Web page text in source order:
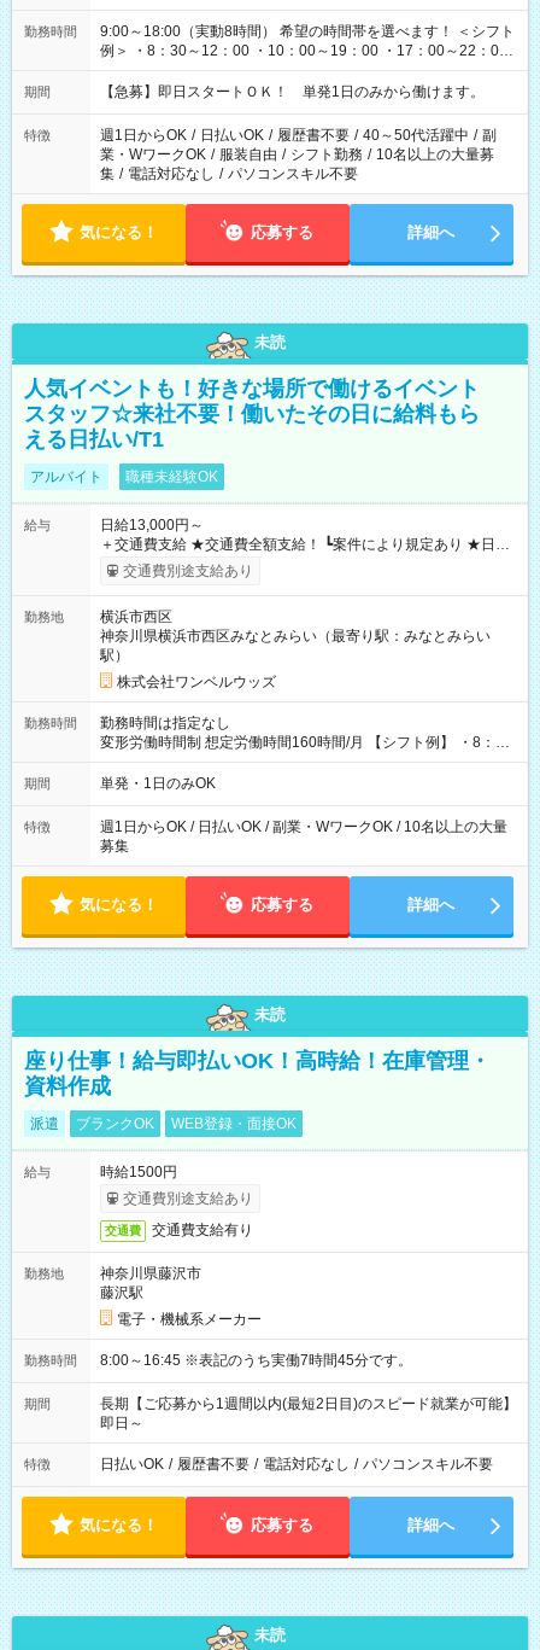
勤務時間
9:00～18:00（実動8時間） 希望の時間帯を選べます！ ＜シフト
例＞ ・8：30～12：00 ・10：00～19：00 ・17：00～22：00
・13：00～22：00 ・22：00～翌6：00 など
期間 【急募】即日スタートＯＫ！ 単発1日のみから働けます。
特徴 週1日からOK / 日払いOK / 履歴書不要 / 40～50代活躍中 / 副
業・WワークOK / 服装自由 / シフト勤務 / 10名以上の大量募
集 / 電話対応なし / パソコンスキル不要
気になる！ 応募する 詳細へ
未読
人気イベントも！好きな場所で働けるイベント
スタッフ☆来社不要！働いたその日に給料もら
える日払い/T1
アルバイト 職種未経験OK
給与
日給13,000円～
＋交通費支給 ★交通費全額支給！ ┗案件により規定あり ★日払
いOK！（規定あり） ┗働いたその日に現金GET♪ お仕事後はコ
ンビニATMから 日払い分を引き落とせます！ 【試用期間】試
交通費別途支給あり
勤務地
横浜市西区
神奈川県横浜市西区みなとみらい（最寄り駅：みなとみらい
駅）
株式会社ワンベルウッズ
勤務時間
勤務時間は指定なし
変形労働時間制 想定労働時間160時間/月 【シフト例】 ・8：00
～21：00
期間 単発・1日のみOK
特徴
週1日からOK / 日払いOK / 副業・WワークOK / 10名以上の大量
募集
気になる！ 応募する 詳細へ
未読
座り仕事！給与即払いOK！高時給！在庫管理・
資料作成
派遣 ブランクOK WEB登録・面接OK
給与
時給1500円
交通費別途支給あり
交通費 交通費支給有り
勤務地
神奈川県藤沢市
藤沢駅
電子・機械系メーカー
勤務時間 8:00～16:45 ※表記のうち実働7時間45分です。
期間
長期【ご応募から1週間以内(最短2日目)のスピード就業が可能】
即日～
特徴 日払いOK / 履歴書不要 / 電話対応なし / パソコンスキル不要
気になる！ 応募する 詳細へ
未読